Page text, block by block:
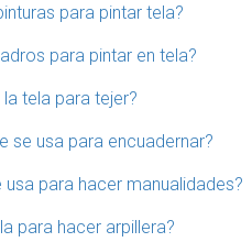
para pintar tela?
para pintar en tela?
tela para tejer?
se usa para encuadernar?
para hacer manualidades?
para hacer arpillera?